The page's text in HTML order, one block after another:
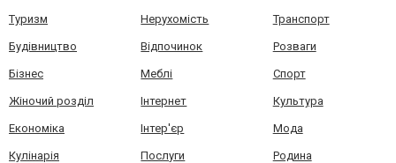
Туризм Нерухомість Транспорт
Будівництво Відпочинок Розваги
Бізнес Меблі Спорт
Жіночий розділ Інтернет Культура
Економіка Інтер'єр Мода
Кулінарія Послуги Родина